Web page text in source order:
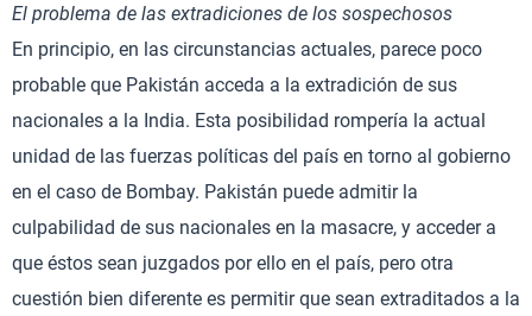
El problema de las extradiciones de los sospechosos
En principio, en las circunstancias actuales, parece poco
probable que Pakistán acceda a la extradición de sus
nacionales a la India. Esta posibilidad rompería la actual
unidad de las fuerzas políticas del país en torno al gobierno
en el caso de Bombay. Pakistán puede admitir la
culpabilidad de sus nacionales en la masacre, y acceder a
que éstos sean juzgados por ello en el país, pero otra
cuestión bien diferente es permitir que sean extraditados a la